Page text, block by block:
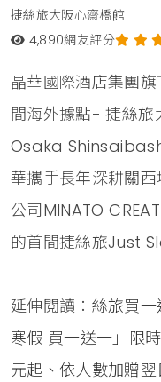
捷絲旅大阪心齋橋館
4,890網友評分
晶華國際酒店集團
間海外據點- 捷絲
Osaka
華攜手長年深耕關
公司MINATO
的首間捷絲旅Just
延伸閱讀： 絲旅買
寒假 買一送一」限
元起、依人數加贈